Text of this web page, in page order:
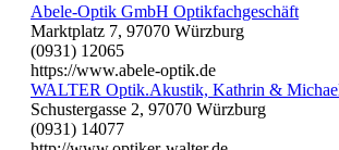
Abele-Optik GmbH Optikfachgeschäft
Marktplatz 7, 97070 Würzburg
(0931) 12065
https://www.abele-optik.de
WALTER Optik.Akustik, Kathrin &
Schustergasse 2, 97070 Würzburg
(0931) 14077